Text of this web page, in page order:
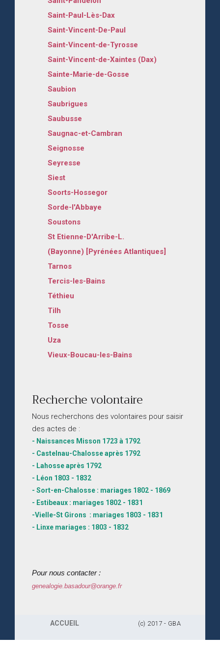
Saint-Paul-Lès-Dax
Saint-Vincent-De-Paul
Saint-Vincent-de-Tyrosse
Saint-Vincent-de-Xaintes (Dax)
Sainte-Marie-de-Gosse
Saubion
Saubrigues
Saubusse
Saugnac-et-Cambran
Seignosse
Seyresse
Siest
Soorts-Hossegor
Sorde-l'Abbaye
Soustons
St Etienne-D'Arribe-L.
(Bayonne) [Pyrénées Atlantiques]
Tarnos
Tercis-les-Bains
Téthieu
Tilh
Tosse
Uza
Vieux-Boucau-les-Bains
Recherche volontaire
Nous recherchons des volontaires pour saisir
des actes de :
- Naissances Misson 1723 à 1792
- Castelnau-Chalosse après 1792
- Lahosse après 1792
- Léon 1803 - 1832
- Sort-en-Chalosse : mariages 1802 - 1869
- Estibeaux : mariages 1802 - 1831
-Vielle-St Girons : mariages 1803 - 1831
- Linxe mariages : 1803 - 1832
Pour nous contacter :
genealogie.basadour@orange.fr
ACCUEIL (c) 2017 - GBA